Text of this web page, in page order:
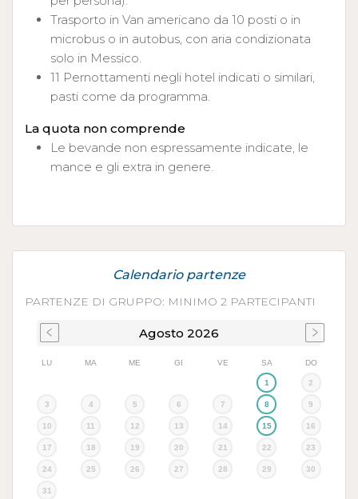
Trasporto in Van americano da 10 posti o in
microbus o in autobus, con aria condizionata
solo in Messico.
11 Pernottamenti negli hotel indicati o similari,
pasti come da programma.
La quota non comprende
Le bevande non espressamente indicate, le
mance e gli extra in genere.
Calendario partenze
PARTENZE DI GRUPPO: MINIMO 2 PARTECIPANTI
Agosto 2026
LU MA ME GI VE SA DO
1 2
3 4 5 6 7 8 9
10 11 12 13 14 15 16
17 18 19 20 21 22 23
24 25 26 27 28 29 30
31